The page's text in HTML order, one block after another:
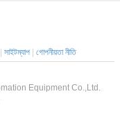
সাইটম্যাপ
গোপনীয়তা নীতি
Equipment Co.,Ltd.